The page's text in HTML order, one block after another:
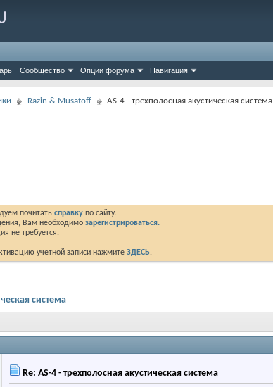
Сообщество Опции форума Навигация
Razin & Musatoff AS-4 - трехполосная акустическая система
почитать справку по сайту.
Вам необходимо зарегистрироваться.
не требуется.
учетной записи нажмите ЗДЕСЬ.
система
Re: AS-4 - трехполосная акустическая система